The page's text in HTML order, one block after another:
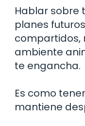
Hablar sobre
planes
compartidos,
ambiente
te engancha.
Es como
mantiene